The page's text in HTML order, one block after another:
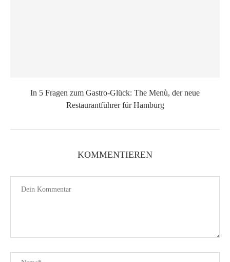
In 5 Fragen zum Gastro-Glück: The Menù, der neue
Restaurantführer für Hamburg
KOMMENTIEREN